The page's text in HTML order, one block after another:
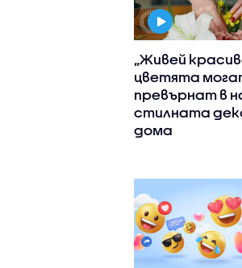
„Живей
цветята
превърнат в
стилната
дома